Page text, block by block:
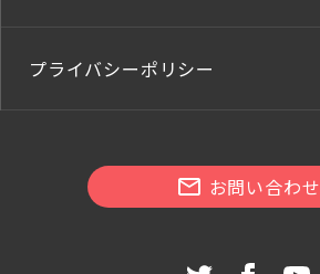
プライバシーポリシー
お問い合わせ